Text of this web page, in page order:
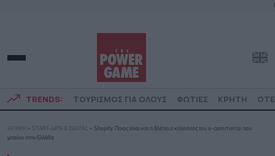
TRENDS: ΤΟΥΡΙΣΜΟΣ ΓΙΑ ΟΛΟΥΣ ΦΩΤΙΕΣ ΚΡΗΤΗ ΟΤΕ
ΑΡΧΙΚΗ » START-UPS & DIGITAL » Shopify: Ποιος είναι και τι βλέπει ο κολοσσός του e-commerce που
μπαίνει στην Ελλάδα